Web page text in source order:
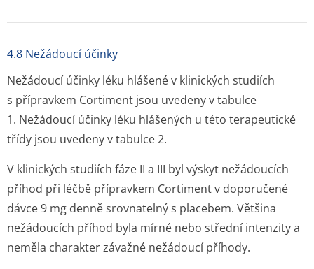
4.8 Nežádoucí účinky
Nežádoucí účinky léku hlášené v klinických studiích
s přípravkem Cortiment jsou uvedeny v tabulce
1. Nežádoucí účinky léku hlášených u této terapeutické
třídy jsou uvedeny v tabulce 2.
V klinických studiích fáze II a III byl výskyt nežádoucích
příhod při léčbě přípravkem Cortiment v doporučené
dávce 9 mg denně srovnatelný s placebem. Většina
nežádoucích příhod byla mírné nebo střední intenzity a
neměla charakter závažné nežádoucí příhody.